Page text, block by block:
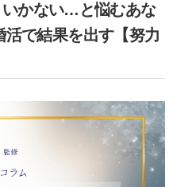
かない…と悩むあな
で結果を出す【努力